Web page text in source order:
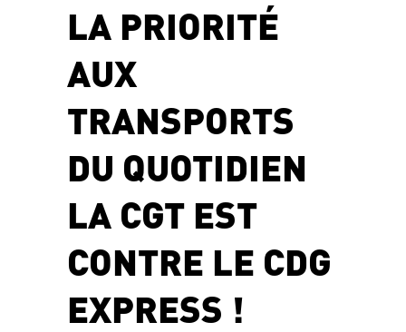
LA PRIORITÉ
AUX
TRANSPORTS
DU QUOTIDIEN
LA CGT EST
CONTRE LE CDG
EXPRESS !